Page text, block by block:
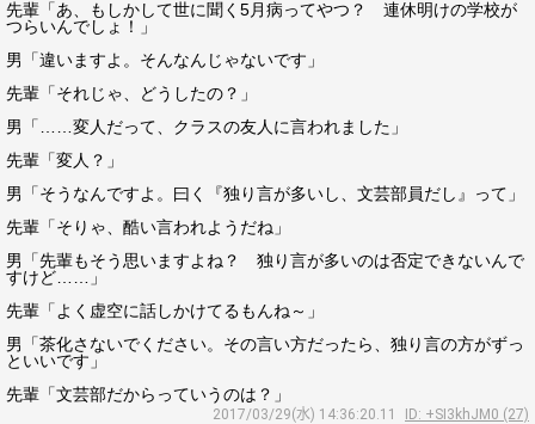
先輩「あ、もしかして世に聞く5月病ってやつ？ 連休明けの学校が
つらいんでしょ！」
男「違いますよ。そんなんじゃないです」
先輩「それじゃ、どうしたの？」
男「……変人だって、クラスの友人に言われました」
先輩「変人？」
男「そうなんですよ。曰く『独り言が多いし、文芸部員だし』って」
先輩「そりゃ、酷い言われようだね」
男「先輩もそう思いますよね？ 独り言が多いのは否定できないんで
すけど……」
先輩「よく虚空に話しかけてるもんね～」
男「茶化さないでください。その言い方だったら、独り言の方がずっ
といいです」
先輩「文芸部だからっていうのは？」
2017/03/29(水) 14:36:20.11
ID: +SI3khJM0 (27)